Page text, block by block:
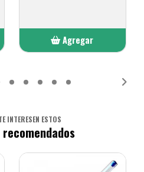
Agregar
INTERESEN ESTOS